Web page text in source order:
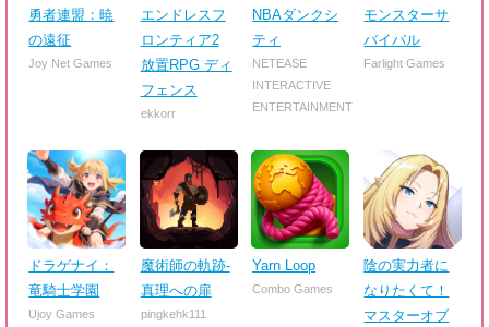
勇者連盟：暁
の遠征
Joy Net Games
エンドレスフ
ロンティア2
放置RPG ディ
フェンス
ekkorr
NBAダンクシ
ティ
NETEASE
INTERACTIVE
ENTERTAINMENT
モンスターサ
バイバル
Farlight Games
ドラゲナイ：
竜騎士学園
Ujoy Games
魔術師の軌跡-
真理への扉
pingkehk111
Yarn Loop
Combo Games
陰の実力者に
なりたくて！
マスターオブ